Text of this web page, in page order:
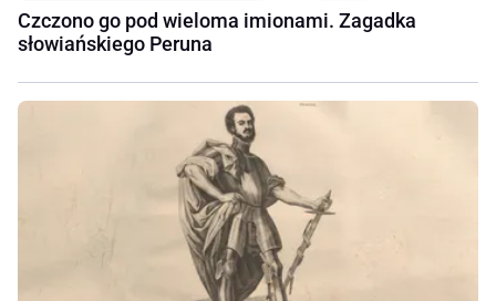
Czczono go pod wieloma imionami. Zagadka
słowiańskiego Peruna